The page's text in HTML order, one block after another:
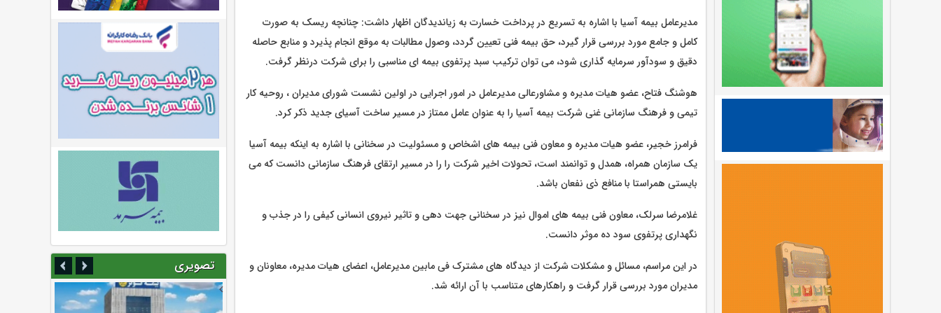
مدیرعامل بیمه آسیا با اشاره به تسریع در پرداخت خسارت به زیاندیدگان اظهار داشت: چنانچه ریسک به صورت
کامل و جامع مورد بررسی قرار گیرد، حق بیمه فنی تعیین گردد، وصول مطالبات به موقع انجام پذیرد و منابع حاصله
دقیق و سودآور سرمایه گذاری شود، می توان ترکیب سبد پرتفوی بیمه ای مناسبی را برای شرکت درنظر گرفت.
هوشنگ فتاح، عضو هیات مدیره و مشاورعالی مدیرعامل در امور اجرایی در اولین نشست شورای مدیران ، روحیه کار
تیمی و فرهنگ سازمانی غنی شرکت بیمه آسیا را به عنوان عامل ممتاز در مسیر ساخت آسیای جدید ذکر کرد.
فرامرز خجیر، عضو هیات مدیره و معاون فنی بیمه های اشخاص و مسئولیت در سخنانی با اشاره به اینکه بیمه آسیا
یک سازمان همراه، همدل و توانمند است، تحولات اخیر شرکت را را در مسیر ارتقای فرهنگ سازمانی دانست که می
بایستی همراستا با منافع ذی نفعان باشد.
غلامرضا سرلک، معاون فنی بیمه های اموال نیز در سخنانی جهت دهی و تاثیر نیروی انسانی کیفی را در جذب و
نگهداری پرتفوی سود ده موثر دانست.
در این مراسم، مسائل و مشکلات شرکت از دیدگاه های مشترک فی مابین مدیرعامل، اعضای هیات مدیره، معاونان و
مدیران مورد بررسی قرار گرفت و راهکارهای متناسب با آن ارائه شد.
تصویری